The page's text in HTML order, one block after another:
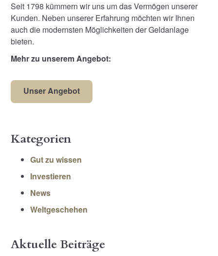
Seit 1798 kümmern wir uns um das Vermögen unserer
Kunden. Neben unserer Erfahrung möchten wir Ihnen
auch die modernsten Möglichkeiten der Geldanlage
bieten.
Mehr zu unserem Angebot:
Unser Angebot
Kategorien
Gut zu wissen
Investieren
News
Weltgeschehen
Aktuelle Beiträge